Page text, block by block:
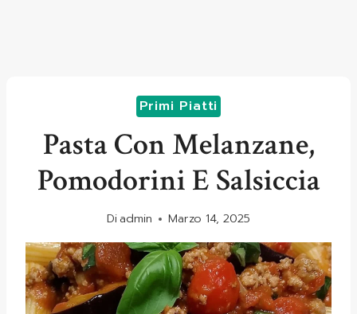
Primi Piatti
Pasta Con Melanzane,
Pomodorini E Salsiccia
Diadmin Marzo 14, 2025